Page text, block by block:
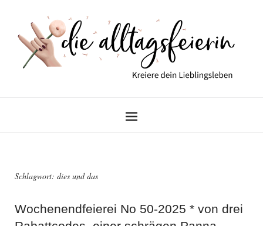
Schlagwort: dies und das
Wochenendfeierei No 50-2025 * von drei